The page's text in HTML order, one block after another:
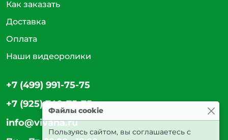
Как заказать
Доставка
Оплата
Наши видеоролики
+7 (499) 991-75-75
+7 (925) 740-75-75
info@vivana.ru
Файлы cookie
Пользуясь сайтом, вы соглашаетесь с